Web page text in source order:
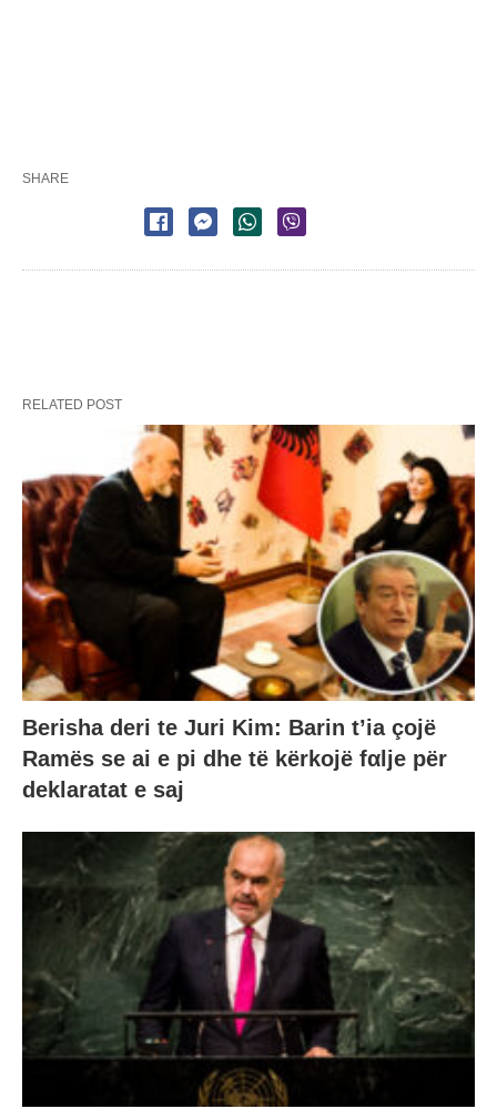
SHARE
RELATED POST
Berisha deri te Juri Kim: Barin t’ia çojë
Ramës se ai e pi dhe të kërkojë fαlje për
deklaratat e saj